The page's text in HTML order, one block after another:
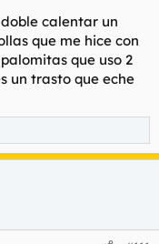
calentar un
que me hice con
que uso 2
un trasto que eche